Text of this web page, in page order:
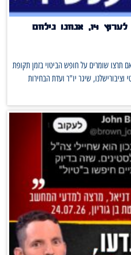
לא יסתמו את הפה לערוץ 14, אנחנו נילחם
14 את הפה אם תרצו שומרים על חופש הביטוי בזמן תקופת
שיגר יו"ר ועדת הבחירות